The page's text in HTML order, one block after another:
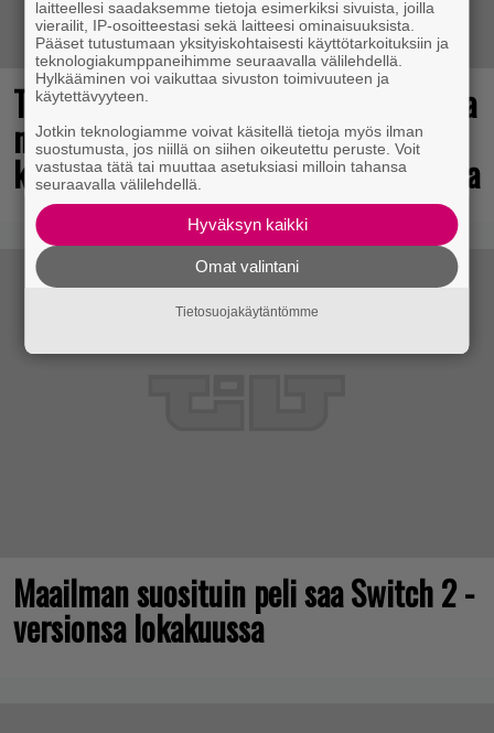
Tulevasta Resident Evil -uusioversiosta
näyttäisi tulevan menestys – jo yli
kahden miljoonan pelaajan toivelistalla
Maailman suosituin peli saa Switch 2 -
versionsa lokakuussa
laitteellesi saadaksemme tietoja esimerkiksi sivuista, joilla
vierailit, IP-osoitteestasi sekä laitteesi ominaisuuksista.
Pääset tutustumaan yksityiskohtaisesti käyttötarkoituksiin ja
teknologiakumppaneihimme seuraavalla välilehdellä.
Hylkääminen voi vaikuttaa sivuston toimivuuteen ja
käytettävyyteen.
Jotkin teknologiamme voivat käsitellä tietoja myös ilman
suostumusta, jos niillä on siihen oikeutettu peruste. Voit
vastustaa tätä tai muuttaa asetuksiasi milloin tahansa
seuraavalla välilehdellä.
Hyväksyn kaikki
Omat valintani
Tietosuojakäytäntömme